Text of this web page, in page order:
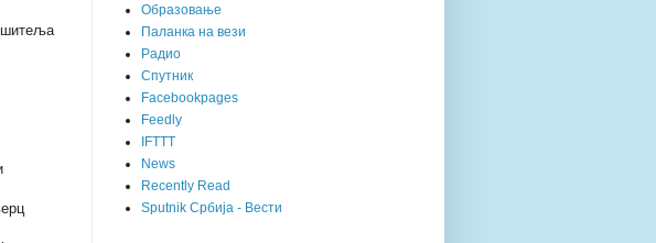
Образовање
Паланка на вези
Радио
Спутник
Facebookpages
Feedly
IFTTT
News
Recently Read
Sputnik Србија - Вести